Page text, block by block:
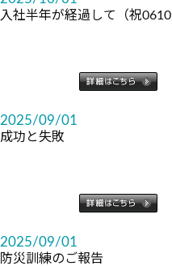
入社半年が経過して（祝
2025/09/01
成功と失敗
2025/09/01
防災訓練のご報告